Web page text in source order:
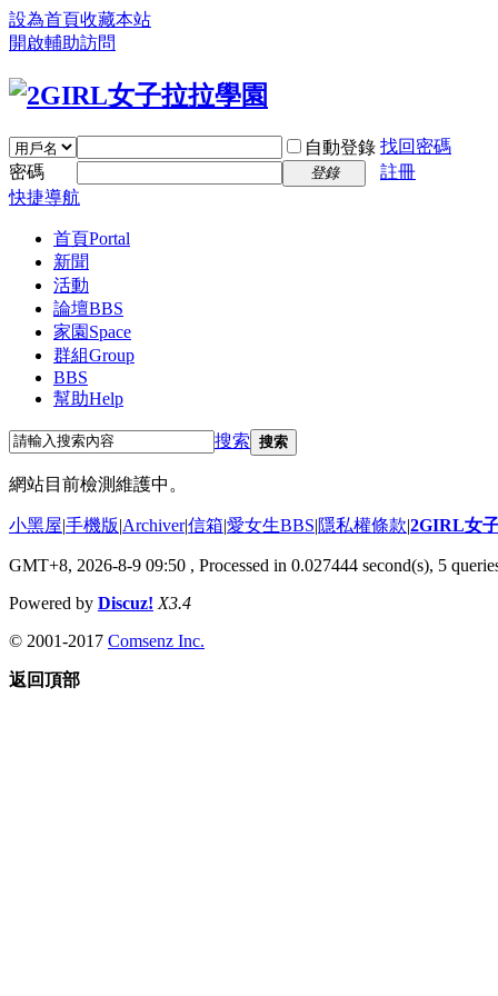
設為首頁收藏本站
開啟輔助訪問
自動登錄 找回密碼
密碼
登錄
註冊
快捷導航
首頁Portal
新聞
活動
論壇BBS
家園 Space
群組Group
BBS
幫助Help
搜索 搜索
網站目前檢測維護中。
小黑屋|手機版|Archiver|信箱|愛女生BBS|隱私權條款|2GIRL女
GMT+8, 2026-8-9 09:50 , Processed in 0.027444 second(s), 5
Powered by Discuz! X3.4
© 2001-2017 Comsenz Inc.
返回頂部